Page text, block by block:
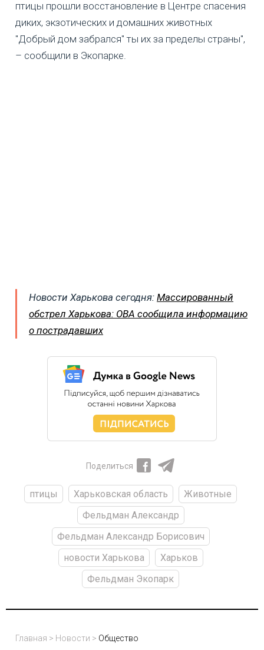
птицы прошли восстановление в Центре спасения
диких, экзотических и домашних животных
"Добрый дом забрался" ты их за пределы страны",
– сообщили в Экопарке.
Новости Харькова сегодня: Массированный
обстрел Харькова: ОВА сообщила информацию
о пострадавших
Поделиться
птицы Харьковская область
Животные
Фельдман Александр
Фельдман Александр Борисович
новости Харькова
Харьков
Фельдман Экопарк
Главная > Новости > Общество